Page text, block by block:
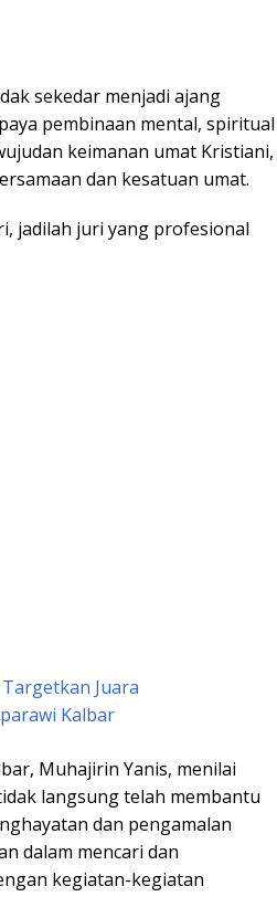
sekedar menjadi ajang
pembinaan mental, spiritual
keimanan umat Kristiani,
dan kesatuan umat.
jadilah juri yang profesional
Juara
Kalbar
Muhajirin Yanis, menilai
langsung telah membantu
dan pengamalan
dalam mencari dan
kegiatan-kegiatan